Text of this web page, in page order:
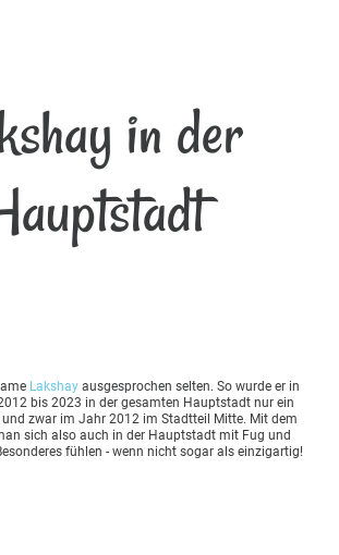
in der
Lakshay ausgesprochen selten. So wurde er in
bis 2023 in der gesamten Hauptstadt nur ein
und zwar im Jahr 2012 im Stadtteil Mitte. Mit dem
sich also auch in der Hauptstadt mit Fug und
fühlen - wenn nicht sogar als einzigartig!